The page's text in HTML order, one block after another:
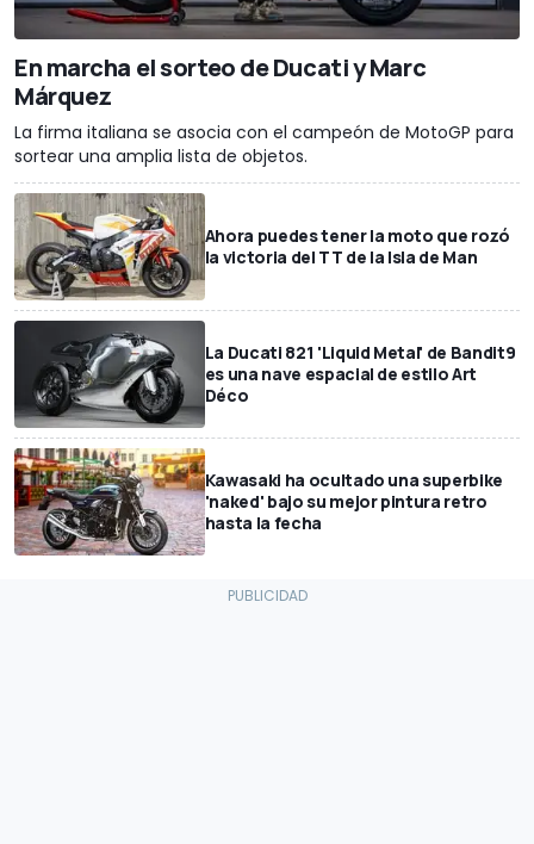
En marcha el sorteo de Ducati y Marc
Márquez
La firma italiana se asocia con el campeón de MotoGP para
sortear una amplia lista de objetos.
Ahora puedes tener la moto que rozó
la victoria del TT de la Isla de Man
La Ducati 821 'Liquid Metal' de Bandit9
es una nave espacial de estilo Art
Déco
Kawasaki ha ocultado una superbike
'naked' bajo su mejor pintura retro
hasta la fecha